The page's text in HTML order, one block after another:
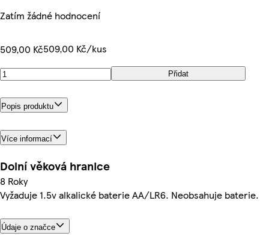
Zatím žádné hodnocení
509,00 Kč509,00 Kč/kus
Přidat
Popis produktu
Více informací
Dolní věková hranice
8 Roky
Vyžaduje 1.5v alkalické baterie AA/LR6. Neobsahuje baterie.
Údaje o značce